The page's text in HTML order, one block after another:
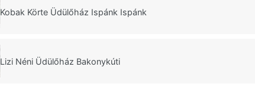
Kobak Körte Üdülőház Ispánk Ispánk
Lizi Néni Üdülőház Bakonykúti